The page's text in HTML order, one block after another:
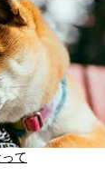
て